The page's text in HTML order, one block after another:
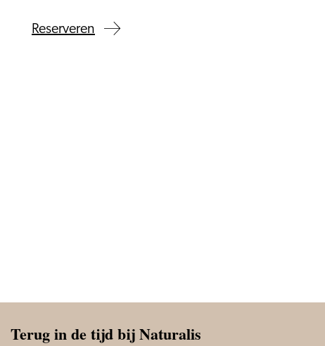
Reserveren
Terug in de tijd bij Naturalis